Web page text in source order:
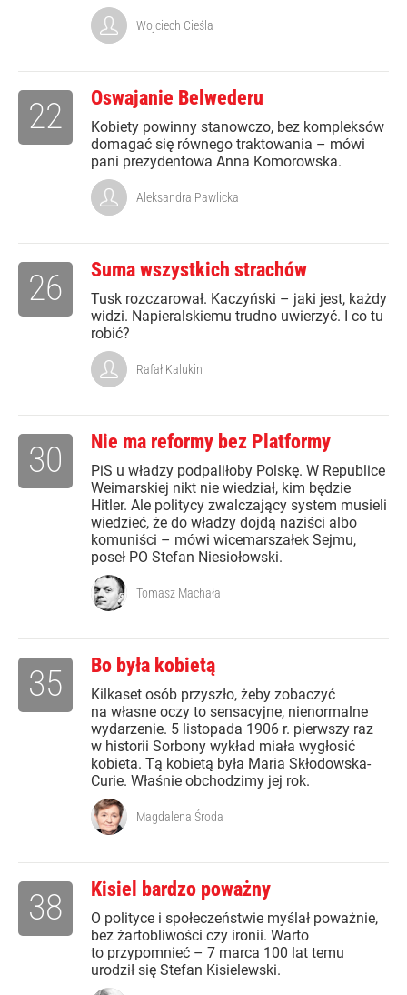
Wojciech Cieśla
Oswajanie Belwederu
Kobiety powinny stanowczo, bez kompleksów
domagać się równego traktowania – mówi
pani prezydentowa Anna Komorowska.
22
Aleksandra Pawlicka
Suma wszystkich strachów
Tusk rozczarował. Kaczyński – jaki jest, każdy
widzi. Napieralskiemu trudno uwierzyć. I co tu
robić?
26
Rafał Kalukin
Nie ma reformy bez Platformy
PiS u władzy podpaliłoby Polskę. W Republice
Weimarskiej nikt nie wiedział, kim będzie
Hitler. Ale politycy zwalczający system musieli
wiedzieć, że do władzy dojdą naziści albo
komuniści – mówi wicemarszałek Sejmu,
poseł PO Stefan Niesiołowski.
30
Tomasz Machała
Bo była kobietą
Kilkaset osób przyszło, żeby zobaczyć
na własne oczy to sensacyjne, nienormalne
wydarzenie. 5 listopada 1906 r. pierwszy raz
w historii Sorbony wykład miała wygłosić
kobieta. Tą kobietą była Maria Skłodowska-
Curie. Właśnie obchodzimy jej rok.
35
Magdalena Środa
Kisiel bardzo poważny
O polityce i społeczeństwie myślał poważnie,
bez żartobliwości czy ironii. Warto
to przypomnieć – 7 marca 100 lat temu
urodził się Stefan Kisielewski.
38